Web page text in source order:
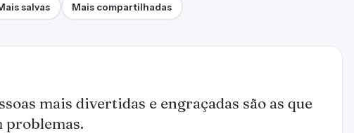
salvas Mais compartilhadas
mais divertidas e engraçadas são as que
problemas.